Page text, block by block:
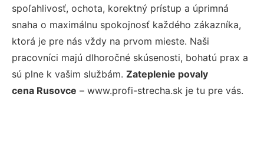
spoľahlivosť, ochota, korektný prístup a úprimná
snaha o maximálnu spokojnosť každého zákazníka,
ktorá je pre nás vždy na prvom mieste. Naši
pracovníci majú dlhoročné skúsenosti, bohatú prax a
sú plne k vašim službám. Zateplenie povaly
cena Rusovce – www.profi-strecha.sk je tu pre vás.